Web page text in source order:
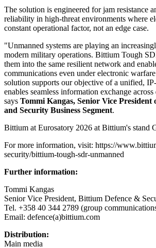
The solution is engineered for jam resistance
reliability in high-threat environments where
constant operational factor, not an edge case.
"Unmanned systems are playing an
modern military operations. Bittium Tough
them into the same resilient network and
communications even under electronic
solution supports our objective of a unified,
enables seamless information exchange
says Tommi Kangas, Senior Vice President
and Security Business Segment.
Bittium at Eurosatory 2026 at Bittium's stand
For more information, visit: https://
security/bittium-tough-sdr-unmanned
Further information:
Tommi Kangas
Senior Vice President, Bittium Defence &
Tel. +358 40 344 2789 (group
Email: defence(a)bittium.com
Distribution:
Main media